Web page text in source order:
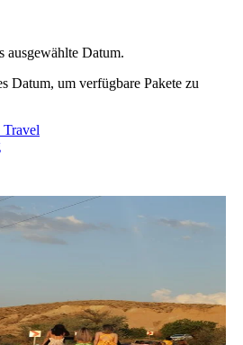
ausgewählte Datum.
Datum, um verfügbare Pakete zu